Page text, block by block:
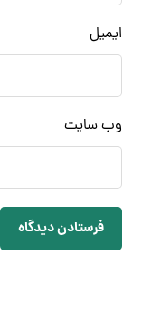
ایمیل
وب‌ سایت
فرستادن دیدگاه